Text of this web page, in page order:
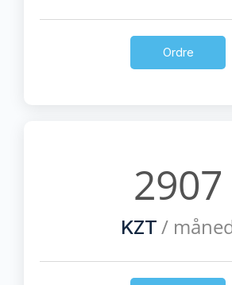
Ordre
2907
KZT /